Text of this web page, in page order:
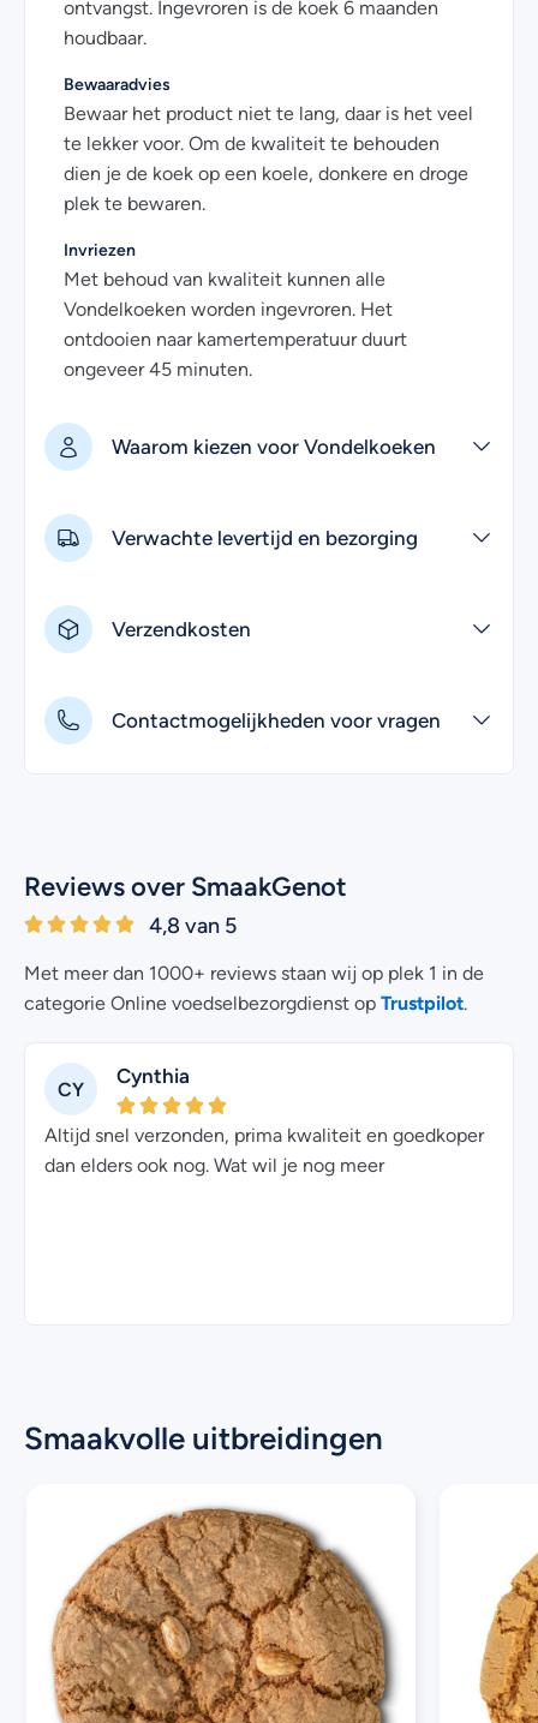
ontvangst. Ingevroren is de koek 6 maanden
houdbaar.
Bewaaradvies
Bewaar het product niet te lang, daar is het veel
te lekker voor. Om de kwaliteit te behouden
dien je de koek op een koele, donkere en droge
plek te bewaren.
Invriezen
Met behoud van kwaliteit kunnen alle
Vondelkoeken worden ingevroren. Het
ontdooien naar kamertemperatuur duurt
ongeveer 45 minuten.
Waarom kiezen voor Vondelkoeken
Verwachte levertijd en bezorging
Verzendkosten
Contactmogelijkheden voor vragen
Reviews over SmaakGenot
4,8 van 5
Met meer dan 1000+ reviews staan wij op plek 1 in de
categorie Online voedselbezorgdienst op Trustpilot
CY
Cynthia
Altijd snel verzonden, prima kwaliteit en goedkoper
dan elders ook nog. Wat wil je nog meer
Smaakvolle uitbreidingen